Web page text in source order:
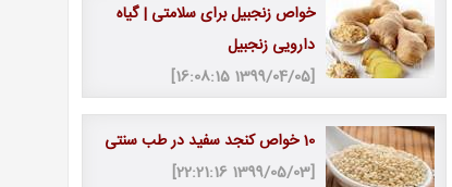
خواص زنجبیل برای سلامتی | گیاه
دارویی زنجبیل
[1399/04/05 16:08:15]
10 خواص کنجد سفید در طب سنتی
[1399/05/03 22:21:16]